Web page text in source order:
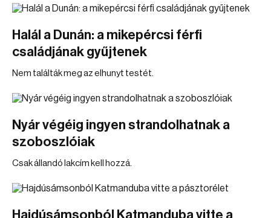
Halál a Dunán: a mikepércsi férfi
családjának gyűjtenek
Nem találták meg az elhunyt testét.
Nyár végéig ingyen strandolhatnak a
szoboszlóiak
Csak állandó lakcím kell hozzá.
Hajdúsámsonból Katmanduba vitte a